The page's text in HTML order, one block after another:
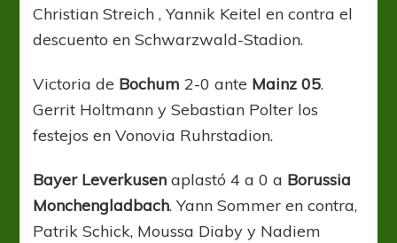
Christian Streich , Yannik Keitel en contra el
descuento en Schwarzwald-Stadion.
Victoria de Bochum2-0 ante Mainz 05.
Gerrit Holtmann y Sebastian Polter los
festejos en Vonovia Ruhrstadion.
Bayer Leverkusenaplastó 4 a 0 a Borussia
Monchengladbach. Yann Sommer en contra,
Patrik Schick, Moussa Diaby y Nadiem